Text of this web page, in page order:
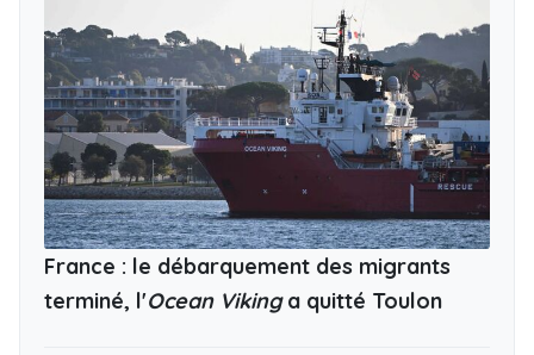
France : le débarquement des migrants
terminé, l'Ocean Vikinga quitté Toulon